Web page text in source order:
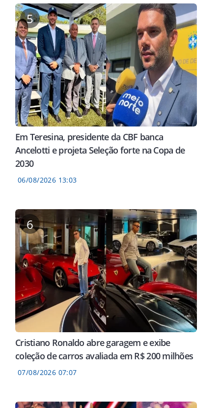
5
Em Teresina, presidente da CBF banca
Ancelotti e projeta Seleção forte na Copa de
2030
06/08/2026 13:03
6
Cristiano Ronaldo abre garagem e exibe
coleção de carros avaliada em R$ 200 milhões
07/08/2026 07:07